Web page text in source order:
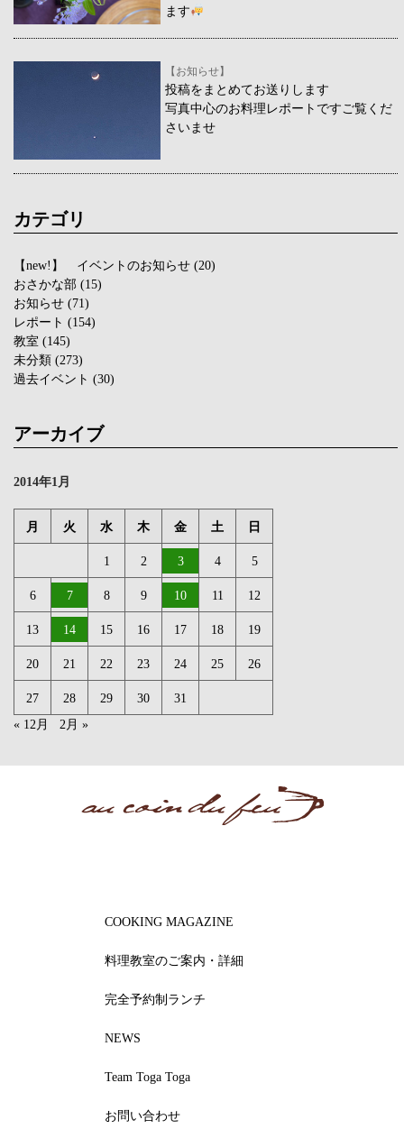
ます
【お知らせ】
投稿をまとめてお送りします
写真中心のお料理レポートですご覧くだ
さいませ
カテゴリ
【new!】 イベントのお知らせ (20)
おさかな部 (15)
お知らせ (71)
レポート (154)
教室 (145)
未分類 (273)
過去イベント (30)
アーカイブ
2014年1月
月 火 水 木 金 土 日
1 2 3 4 5
6 7 8 9 10 11 12
13 14 15 16 17 18 19
20 21 22 23 24 25 26
27 28 29 30
31
« 12月
2月 »
COOKING MAGAZINE
料理教室のご案内・詳細
完全予約制ランチ
NEWS
Team Toga Toga
お問い合わせ